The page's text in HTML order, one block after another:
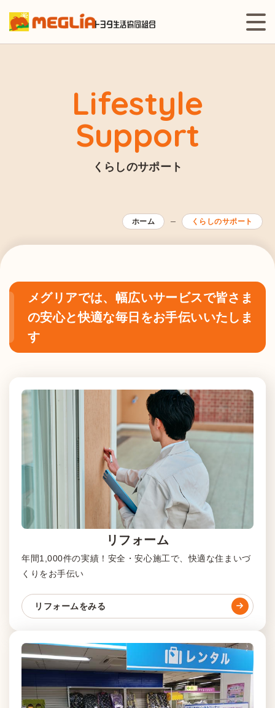
Lifestyle
Support
くらしのサポート
ホーム くらしのサポート
メグリアでは、幅広いサービスで皆さま
の安心と快適な毎日をお手伝いいたしま
す
リフォーム
年間1,000件の実績！安全・安心施工で、快適な住まいづ
くりをお手伝い
リフォームをみる